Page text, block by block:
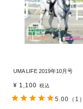
UMA LIFE 2019年10月号
¥ 1,100 税込
5.00 （1）